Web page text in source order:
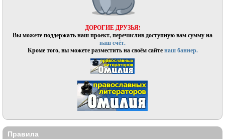
ДОРОГИЕ ДРУЗЬЯ!
Вы можете поддержать наш проект, перечислив доступную вам сумму на
наш счёт.
Кроме того, вы можете разместить на своём сайтенаш баннер.
Правила